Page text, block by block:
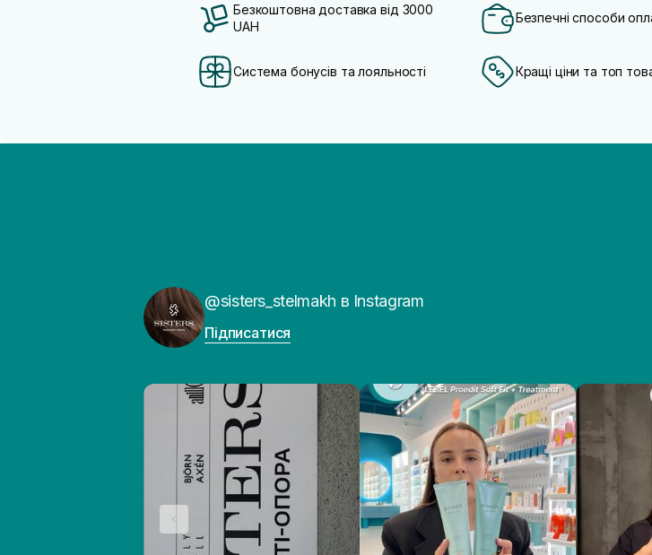
Безкоштовна доставка від 3000
UAH
Безпечні способи
Система бонусів та лояльності Кращі ціни та топ
@sisters_stelmakh в Instagram
Підписатися